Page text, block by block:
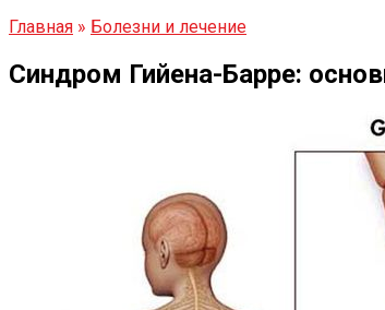
Главная » Болезни и лечение
Синдром Гийена-Барре: